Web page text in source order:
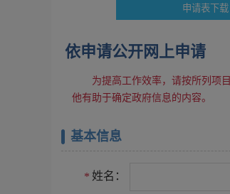
依申请公开网上申请
为提高工作效率，请按所列项
他有助于确定政府信息的内容。
基本信息
* 姓名：